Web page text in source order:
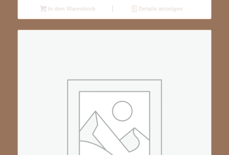
In den Warenkorb Details anzeigen